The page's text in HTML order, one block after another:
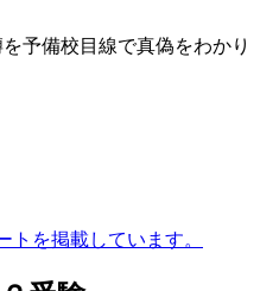
予備校目線で真偽をわかり
トを掲載しています。